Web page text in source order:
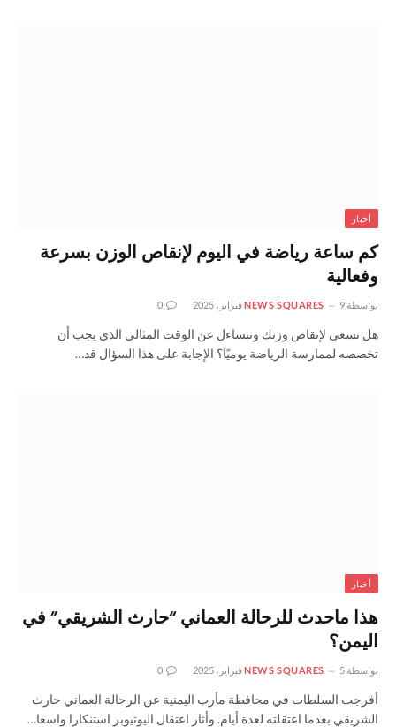
أخبار
كم ساعة رياضة في اليوم لإنقاص الوزن بسرعة
وفعالية
بواسطة NEWS SQUARES 9 فبراير، 2025 0
هل تسعى لإنقاص وزنك وتتساءل عن الوقت المثالي الذي يجب أن
تخصصه لممارسة الرياضة يوميًا؟ الإجابة على هذا السؤال قد…
أخبار
هذا ماحدث للرحالة العماني “حارث الشريقي” في
اليمن؟
بواسطة NEWS SQUARES 5 فبراير، 2025 0
أفرجت السلطات في محافظة مأرب اليمنية عن الرحالة العماني حارث
الشريقي بعدما اعتقلته لعدة أيام. وأثار اعتقال اليوتيوبر استنكارا واسعا…